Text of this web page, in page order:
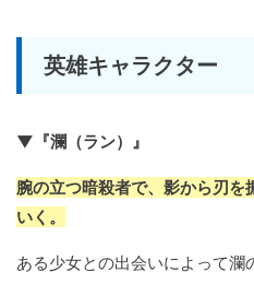
英雄キャラクター
▼『瀾（ラン）』
腕の立つ暗殺者で、影から刃を
いく。
ある少女との出会いによって瀾